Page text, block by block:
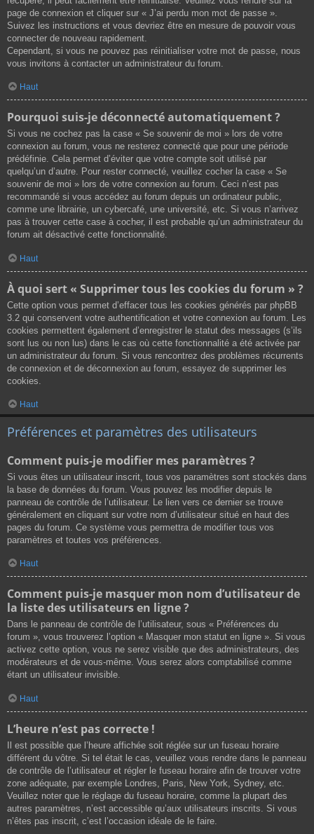
page de connexion et cliquer sur « J’ai perdu mon mot de passe ».
Suivez les instructions et vous devriez être en mesure de pouvoir vous
connecter de nouveau rapidement.
Cependant, si vous ne pouvez pas réinitialiser votre mot de passe, nous
vous invitons à contacter un administrateur du forum.
Haut
Pourquoi suis-je déconnecté automatiquement ?
Si vous ne cochez pas la case « Se souvenir de moi » lors de votre
connexion au forum, vous ne resterez connecté que pour une période
prédéfinie. Cela permet d’éviter que votre compte soit utilisé par
quelqu’un d’autre. Pour rester connecté, veuillez cocher la case « Se
souvenir de moi » lors de votre connexion au forum. Ceci n’est pas
recommandé si vous accédez au forum depuis un ordinateur public,
comme une librairie, un cybercafé, une université, etc. Si vous n’arrivez
pas à trouver cette case à cocher, il est probable qu’un administrateur du
forum ait désactivé cette fonctionnalité.
Haut
À quoi sert « Supprimer tous les cookies du forum » ?
Cette option vous permet d’effacer tous les cookies générés par phpBB
3.2 qui conservent votre authentification et votre connexion au forum. Les
cookies permettent également d’enregistrer le statut des messages (s’ils
sont lus ou non lus) dans le cas où cette fonctionnalité a été activée par
un administrateur du forum. Si vous rencontrez des problèmes récurrents
de connexion et de déconnexion au forum, essayez de supprimer les
cookies.
Haut
Préférences et paramètres des utilisateurs
Comment puis-je modifier mes paramètres ?
Si vous êtes un utilisateur inscrit, tous vos paramètres sont stockés dans
la base de données du forum. Vous pouvez les modifier depuis le
panneau de contrôle de l’utilisateur. Le lien vers ce dernier se trouve
généralement en cliquant sur votre nom d’utilisateur situé en haut des
pages du forum. Ce système vous permettra de modifier tous vos
paramètres et toutes vos préférences.
Haut
Comment puis-je masquer mon nom d’utilisateur de
la liste des utilisateurs en ligne ?
Dans le panneau de contrôle de l’utilisateur, sous « Préférences du
forum », vous trouverez l’option « Masquer mon statut en ligne ». Si vous
activez cette option, vous ne serez visible que des administrateurs, des
modérateurs et de vous-même. Vous serez alors comptabilisé comme
étant un utilisateur invisible.
Haut
L’heure n’est pas correcte !
Il est possible que l’heure affichée soit réglée sur un fuseau horaire
différent du vôtre. Si tel était le cas, veuillez vous rendre dans le panneau
de contrôle de l’utilisateur et régler le fuseau horaire afin de trouver votre
zone adéquate, par exemple Londres, Paris, New York, Sydney, etc.
Veuillez noter que le réglage du fuseau horaire, comme la plupart des
autres paramètres, n’est accessible qu’aux utilisateurs inscrits. Si vous
n’êtes pas inscrit, c’est l’occasion idéale de le faire.